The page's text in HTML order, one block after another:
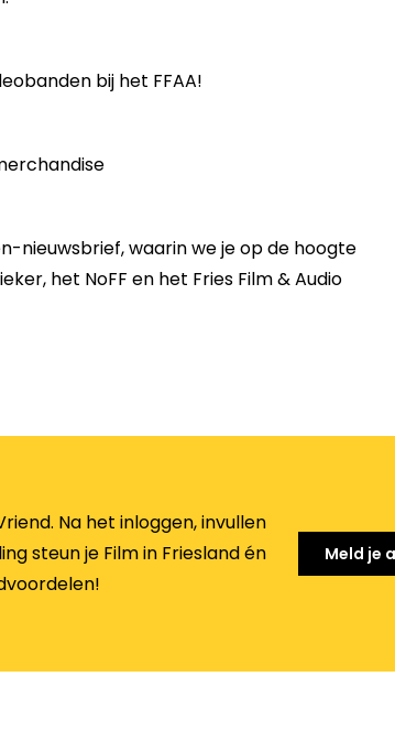
bij het FFAA!
nieuwsbrief, waarin we je op de hoogte
het NoFF en het Fries Film & Audio
Na het inloggen, invullen
steun je Film in Friesland én
Meld je